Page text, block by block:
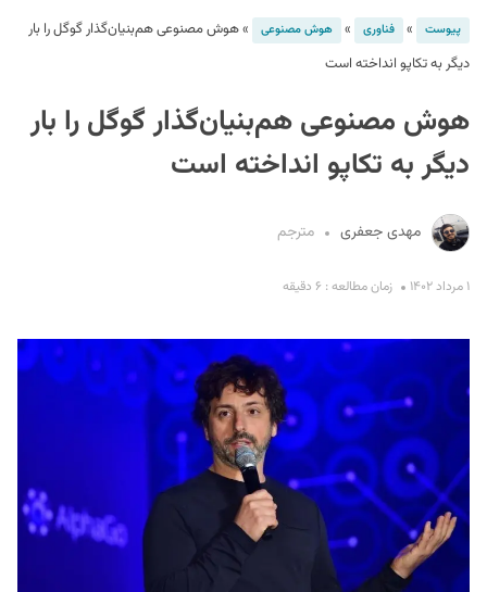
پیوست » فناوری » هوش مصنوعی »هوش مصنوعی هم‌بنیان‌گذار گوگل را بار
دیگر به تکاپو انداخته است
هوش مصنوعی هم‌بنیان‌گذار گوگل را بار
دیگر به تکاپو انداخته است
مهدی جعفری مترجم
۱ مرداد ۱۴۰۲ زمان مطالعه : ۶ دقیقه